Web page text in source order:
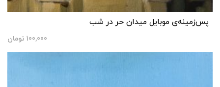
پس‌زمینه‌ی موبایل میدان حر در شب
100,000 تومان